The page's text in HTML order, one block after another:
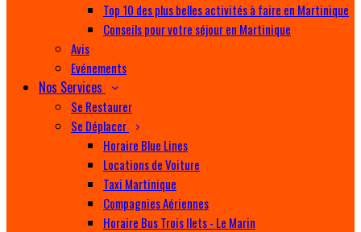
Top 10 des plus belles activités à faire en Martinique
Conseils pour votre séjour en Martinique
Avis
Evénements
Nos Services
Se Restaurer
Se Déplacer
Horaire Blue Lines
Locations de Voiture
Taxi Martinique
Compagnies Aériennes
Horaire Bus Trois Ilets - Le Marin